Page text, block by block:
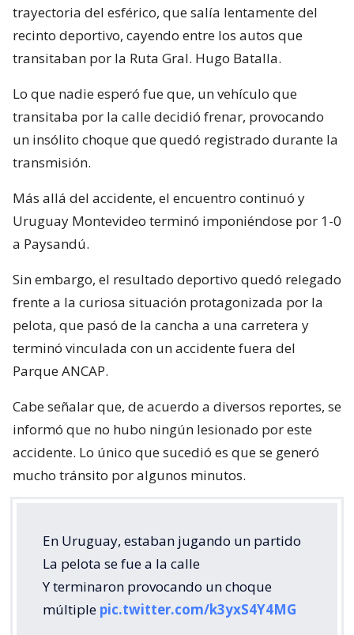
trayectoria del esférico, que salía lentamente del
recinto deportivo, cayendo entre los autos que
transitaban por la Ruta Gral. Hugo Batalla.
Lo que nadie esperó fue que, un vehículo que
transitaba por la calle decidió frenar, provocando
un insólito choque que quedó registrado durante la
transmisión.
Más allá del accidente, el encuentro continuó y
Uruguay Montevideo terminó imponiéndose por 1-0
a Paysandú.
Sin embargo, el resultado deportivo quedó relegado
frente a la curiosa situación protagonizada por la
pelota, que pasó de la cancha a una carretera y
terminó vinculada con un accidente fuera del
Parque ANCAP.
Cabe señalar que, de acuerdo a diversos reportes, se
informó que no hubo ningún lesionado por este
accidente. Lo único que sucedió es que se generó
mucho tránsito por algunos minutos.
En Uruguay, estaban jugando un partido
La pelota se fue a la calle
Y terminaron provocando un choque
múltiple pic.twitter.com/k3yxS4Y4MG